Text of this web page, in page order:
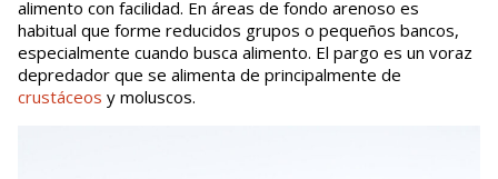
alimento con facilidad. En áreas de fondo arenoso es
habitual que forme reducidos grupos o pequeños bancos,
especialmente cuando busca alimento. El pargo es un voraz
depredador que se alimenta de principalmente de
crustáceos y moluscos.